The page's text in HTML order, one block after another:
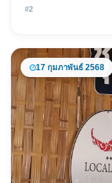
26 มกราคม 2568
#2
17 กุมภาพันธ์ 2568